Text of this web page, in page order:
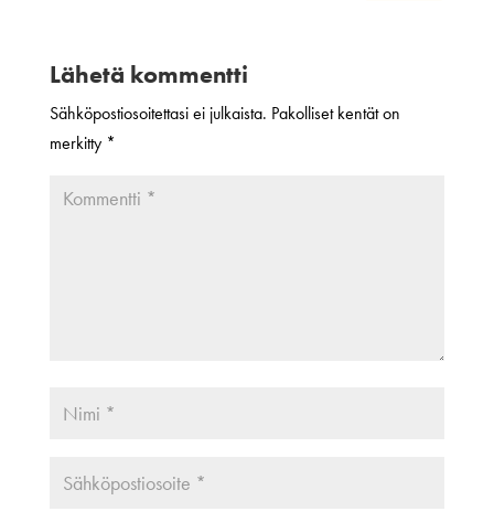
Lähetä kommentti
Sähköpostiosoitettasi ei julkaista. Pakolliset kentät on
merkitty *